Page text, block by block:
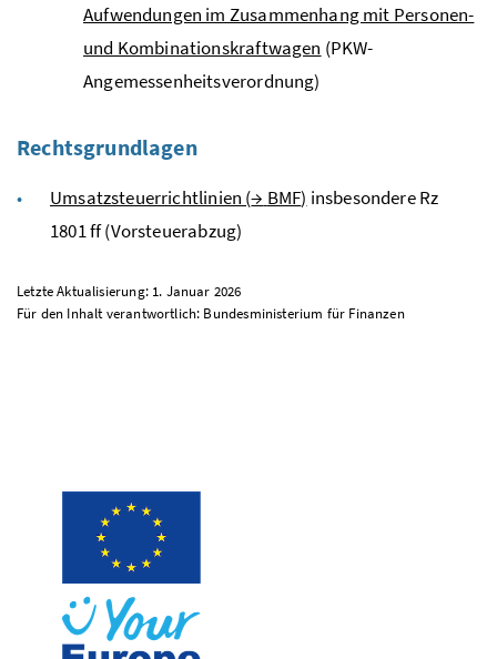
Aufwendungen im Zusammenhang mit Personen-
und Kombinationskraftwagen (PKW-
Angemessenheitsverordnung)
Rechtsgrundlagen
Umsatzsteuerrichtlinien (→ BMF) insbesondereRz
1801ff(Vorsteuerabzug)
Letzte Aktualisierung: 1. Januar 2026
Für den Inhalt verantwortlich: Bundesministerium für Finanzen